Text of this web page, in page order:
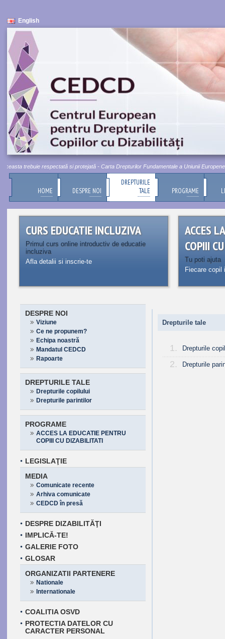
English
trebuie respectată si protejată - Carta Drepturilor Fundamentale a Uniunii Europene,
HOME DESPRE NOI
DREPTURILE
TALE
PROGRAME
CURS EDUCATIE INCLUZIVA
Primul curs online introductiv de educatie
incluziva
Afla detalii si inscrie-te
ACCES
COPIII
Tu poti ajuta
Fiecare
DESPRE NOI
Viziune
Ce ne propunem?
Echipa noastră
Mandatul CEDCD
Rapoarte
DREPTURILE TALE
Drepturile copilului
Drepturile parintilor
PROGRAME
ACCES LA EDUCATIE PENTRU
COPIII CU DIZABILITATI
LEGISLAŢIE
MEDIA
Comunicate recente
Arhiva comunicate
CEDCD în presă
DESPRE DIZABILITĂŢI
IMPLICĂ-TE!
GALERIE FOTO
GLOSAR
ORGANIZATII PARTENERE
Nationale
Internationale
COALITIA OSVD
PROTECTIA DATELOR CU
CARACTER PERSONAL
Drepturile tale
1. Drepturile
2. Drepturile